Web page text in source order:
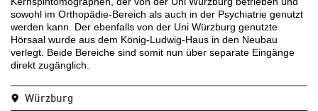
sowohl im Orthopädie-Bereich als auch in der Psychiatrie genutzt
werden kann. Der ebenfalls von der Uni Würzburg genutzte
Hörsaal wurde aus dem König-Ludwig-Haus in den Neubau
verlegt. Beide Bereiche sind somit nun über separate Eingänge
direkt zugänglich.
Würzburg